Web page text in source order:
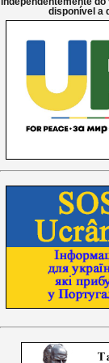
disponível a